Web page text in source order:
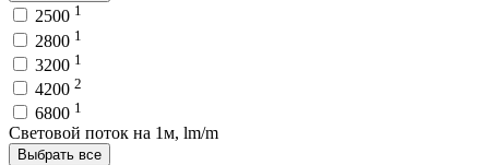
2500 1
2800 1
3200 1
4200 2
6800 1
Световой поток на 1м, lm/m
Выбрать все